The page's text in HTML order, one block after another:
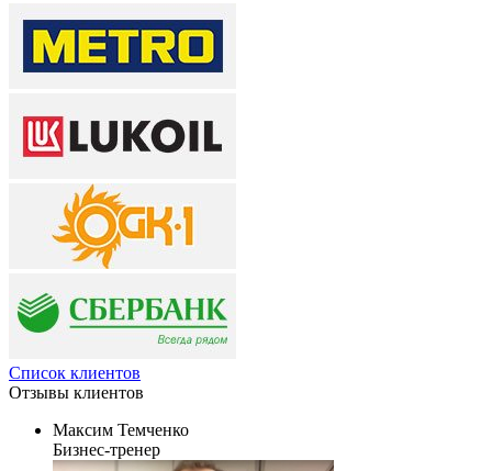
Список клиентов
Отзывы клиентов
Максим Темченко
Бизнес-тренер